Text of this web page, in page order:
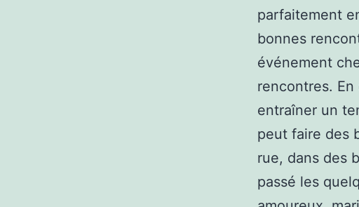
parfaitement
bonnes
événement
rencontres.
entraîner un
peut faire des
rue, dans des
passé les